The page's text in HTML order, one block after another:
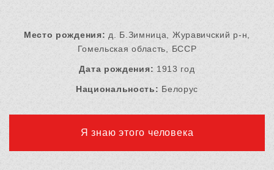
Место рождения: д. Б.Зимница, Журавичский р-н,
Гомельская область, БССР
Дата рождения: 1913 год
Национальность: Белорус
Я знаю этого человека